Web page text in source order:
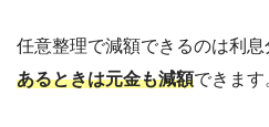
任意整理で減額できるのは利息
あるときは元金も減額できます